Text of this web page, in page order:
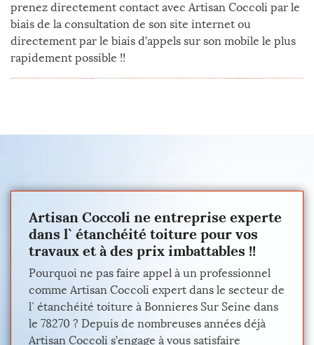
prenez directement contact avec Artisan Coccoli par le
biais de la consultation de son site internet ou
directement par le biais d’appels sur son mobile le plus
rapidement possible !!
Artisan Coccoli ne entreprise experte
dans l` étanchéité toiture pour vos
travaux et à des prix imbattables !!
Pourquoi ne pas faire appel à un professionnel
comme Artisan Coccoli expert dans le secteur de
l` étanchéité toiture à Bonnieres Sur Seine dans
le 78270 ? Depuis de nombreuses années déjà
Artisan Coccoli s’engage à vous satisfaire